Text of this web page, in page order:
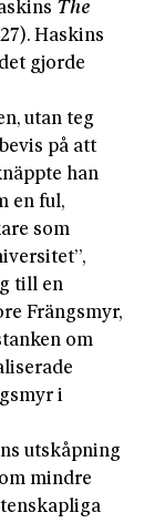
The
Haskins
gjorde
utan teg
på att
han
en ful,
som
till en
Frängsmyr,
om
i
utskåpning
mindre